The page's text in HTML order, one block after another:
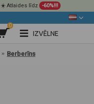
☀️ Atlaides līdz -60%!!!
0
IZVĒLNE
Berberīns